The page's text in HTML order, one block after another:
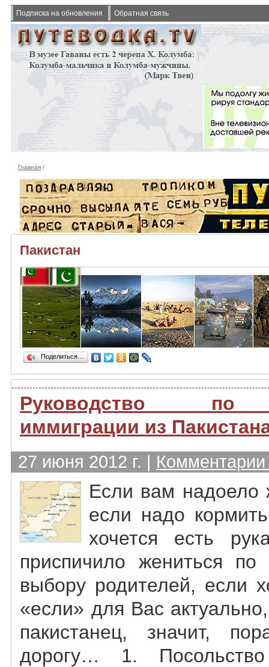
Подписка на обновления Обратная связь
Главная /
Пакистан
Поделиться…
Руководство по
иммиграции из
27 июня 2012 г. |
Если вам надоело
если надо
хочется есть
приспичило жениться
выбору родителей, если
«если» для Вас
пакистанец, значит,
дорогу… 1.